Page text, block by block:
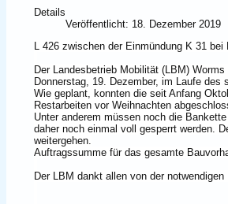
Details
Veröffentlicht: 18. Dezember 2019
L 426 zwischen der Einmündung K 31
Der Landesbetrieb Mobilität (LBM)
Donnerstag, 19. Dezember, im Laufe
Wie geplant, konnten die seit Anfang
Restarbeiten vor Weihnachten
Unter anderem müssen noch die
daher noch einmal voll gesperrt werden.
weitergehen.
Auftragssumme für das gesamte
Der LBM dankt allen von der